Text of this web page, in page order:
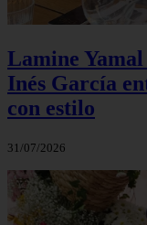
Lamine
Inés García
con estilo
31/07/2026